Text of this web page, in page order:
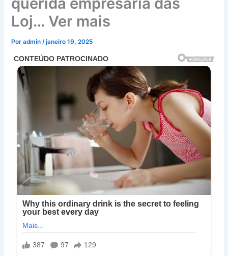
Loj… Ver mais
Poradmin /janeiro 19, 2025